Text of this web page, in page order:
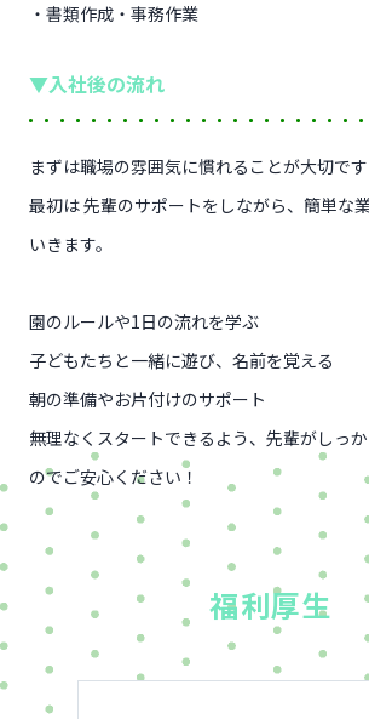
・書類作成・事務作業
▼入社後の流れ
まずは職場の雰囲気に慣れることが大切です
最初は 先輩のサポートをしながら、簡単な
いきます。
園のルールや1日の流れを学ぶ
子どもたちと一緒に遊び、名前を覚える
朝の準備やお片付けのサポート
無理なくスタートできるよう、先輩がしっ
のでご安心ください！
福利厚生